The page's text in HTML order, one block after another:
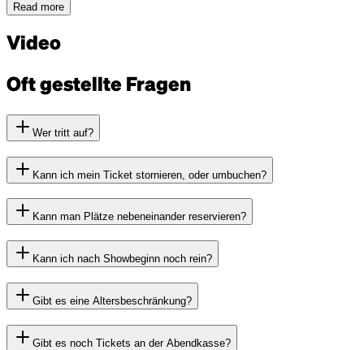
Read more
Video
Oft gestellte Fragen
Wer tritt auf?
Kann ich mein Ticket stornieren, oder umbuchen?
Kann man Plätze nebeneinander reservieren?
Kann ich nach Showbeginn noch rein?
Gibt es eine Altersbeschränkung?
Gibt es noch Tickets an der Abendkasse?